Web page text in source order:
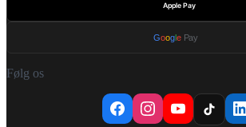
Apple Pay
Google Pay
Følg os